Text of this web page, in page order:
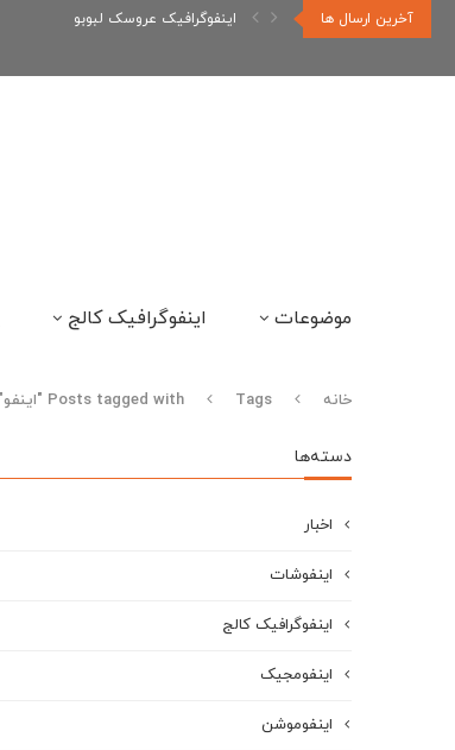
آخرین ارسال ها اینفوگرافیک عروسک لبوبو
موضوعات اینفوگرافیک کالج
خانه Tags Posts tagged with "اینفو"
دسته‌ها
اخبار
اینفوشات
اینفوگرافیک کالج
اینفومجیک
اینفوموشن